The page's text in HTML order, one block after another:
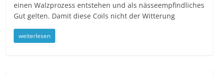
einen Walzprozess entstehen und als nässeempfindliches
Gut gelten. Damit diese Coils nicht der Witterung
weiterlesen